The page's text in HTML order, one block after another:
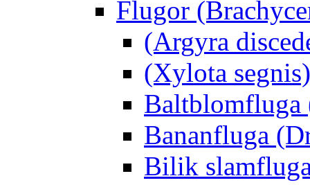
Flugor
(Argyra
(Xylota segnis)
Baltblomfluga
Bananfluga
Bilik